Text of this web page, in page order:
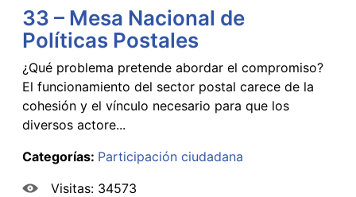
33 – Mesa Nacional de
Políticas Postales
¿Qué problema pretende abordar el compromiso?
El funcionamiento del sector postal carece de la
cohesión y el vínculo necesario para que los
diversos actore...
Categorías: Participación ciudadana
Visitas: 34573